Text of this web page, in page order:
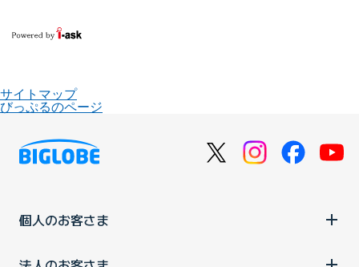
サイトマップ
びっぷるのページ
個人のお客さま